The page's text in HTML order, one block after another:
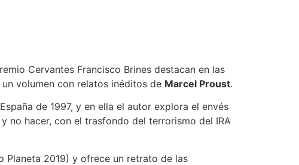
Cervantes Francisco Brines destacan en las
un volumen con relatos inéditos de Marcel Proust.
de 1997, y en ella el autor explora el envés
no hacer, con el trasfondo del terrorismo del IRA
Planeta 2019) y ofrece un retrato de las